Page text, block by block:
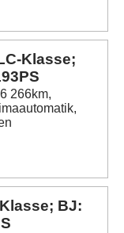
Klasse;
266km,
BJ: